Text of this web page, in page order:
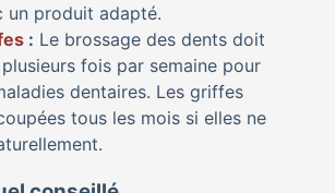
un produit adapté.
: Le brossage des dents doit
fois par semaine pour
dentaires. Les griffes
tous les mois si elles ne